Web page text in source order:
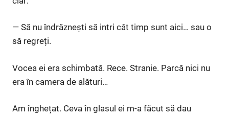
— Să nu îndrăznești să intri cât timp sunt aici… sau o
să regreți.
Vocea ei era schimbată. Rece. Stranie. Parcă nici nu
era în camera de alături…
Am înghețat. Ceva în glasul ei m-a făcut să dau